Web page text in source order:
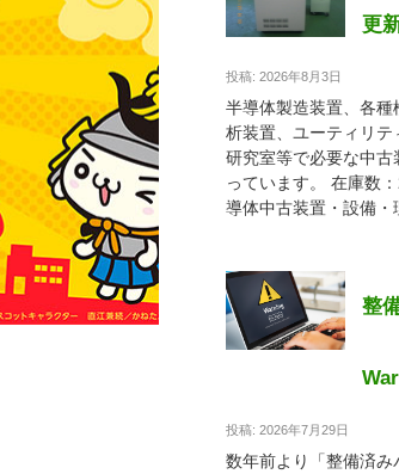
更
投稿: 2026年8月3日
半導体製造装置、各
析装置、ユーティリ
研究室等で必要な中
っています。 在庫数
導体中古装置・設備
整
投稿: 2026年7月29日
数年前より「整備済